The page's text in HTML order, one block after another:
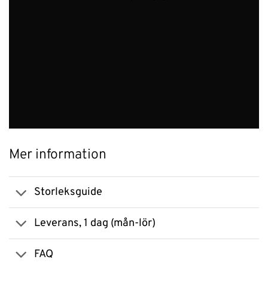
Mer information
Storleksguide
Leverans, 1 dag (mån-lör)
FAQ